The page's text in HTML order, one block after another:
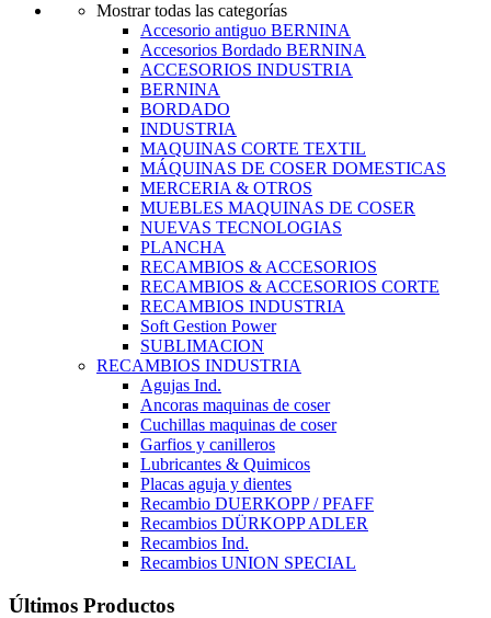
Mostrar todas las categorías
Accesorio antiguo BERNINA
Accesorios Bordado BERNINA
ACCESORIOS INDUSTRIA
BERNINA
BORDADO
INDUSTRIA
MAQUINAS CORTE TEXTIL
MÁQUINAS DE COSER DOMESTICAS
MERCERIA & OTROS
MUEBLES MAQUINAS DE COSER
NUEVAS TECNOLOGIAS
PLANCHA
RECAMBIOS & ACCESORIOS
RECAMBIOS & ACCESORIOS CORTE
RECAMBIOS INDUSTRIA
Soft Gestion Power
SUBLIMACION
RECAMBIOS INDUSTRIA
Agujas Ind.
Ancoras maquinas de coser
Cuchillas maquinas de coser
Garfios y canilleros
Lubricantes & Quimicos
Placas aguja y dientes
Recambio DUERKOPP / PFAFF
Recambios DÜRKOPP ADLER
Recambios Ind.
Recambios UNION SPECIAL
Últimos Productos